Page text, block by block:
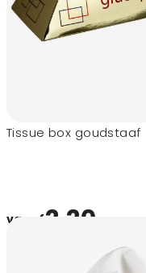
Tissue box goudstaaf
vanaf2,20